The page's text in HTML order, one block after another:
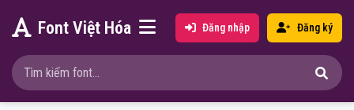
Font Việt Hóa Đăng nhập Đăng ký